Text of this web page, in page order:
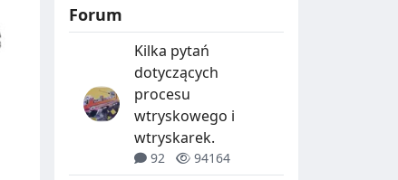
Forum
Kilka pytań
dotyczących
procesu
wtryskowego i
wtryskarek.
92 94164